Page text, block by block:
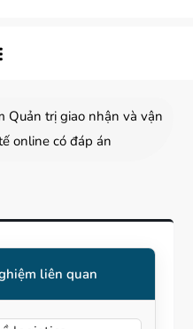
Quản trị giao nhận và vận
online có đáp án
liên quan